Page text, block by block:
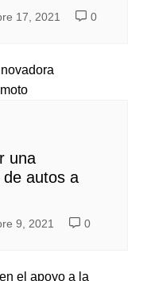
17, 2021 0
una
de autos a
9, 2021 0